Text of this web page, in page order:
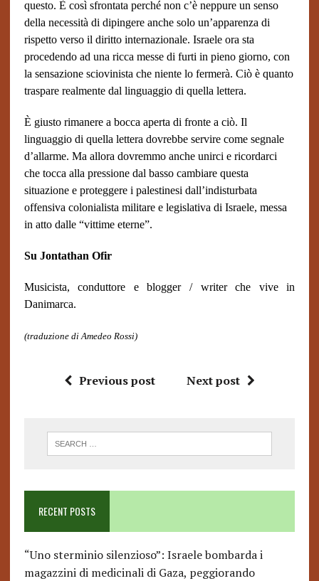
questo. È così sfrontata perché non c’è neppure un senso
della necessità di dipingere anche solo un’apparenza di
rispetto verso il diritto internazionale. Israele ora sta
procedendo ad una ricca messe di furti in pieno giorno, con
la sensazione sciovinista che niente lo fermerà. Ciò è quanto
traspare realmente dal linguaggio di quella lettera.
È giusto rimanere a bocca aperta di fronte a ciò. Il
linguaggio di quella lettera dovrebbe servire come segnale
d’allarme. Ma allora dovremmo anche unirci e ricordarci
che tocca alla pressione dal basso cambiare questa
situazione e proteggere i palestinesi dall’indisturbata
offensiva colonialista militare e legislativa di Israele, messa
in atto dalle “vittime eterne”.
Su Jontathan Ofir
Musicista, conduttore e blogger / writer che vive in
Danimarca.
(traduzione di Amedeo Rossi)
Previous post Next post
RECENT POSTS
“Uno sterminio silenzioso”: Israele bombarda i
magazzini di medicinali di Gaza, peggiorando